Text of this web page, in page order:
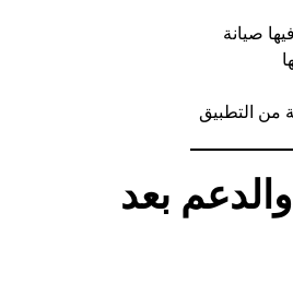
صيانة
من التطبيق
بعد